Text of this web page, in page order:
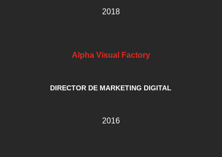
2018
Alpha Visual Factory
DIRECTOR DE MARKETING DIGITAL
2016